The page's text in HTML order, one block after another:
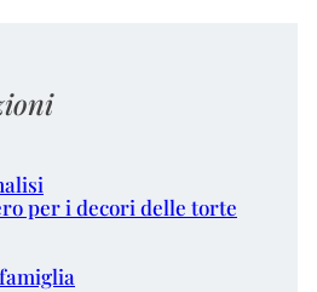
per i decori delle torte